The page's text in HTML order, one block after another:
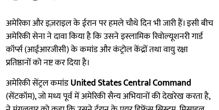
अमेरिका और इज़राइल के ईरान पर हमले चौथे दिन भी जारी हैं। इसी बीच
अमेरिकी सेना ने दावा किया है कि उसने इस्लामिक रिवोल्यूशनरी गार्ड
कॉर्प्स (आईआरजीसी) के कमांड और कंट्रोल केंद्रों तथा वायु रक्षा
प्रतिष्ठानों को नष्ट कर दिया है।
अमेरिकी सेंट्रल कमांडUnited States Central Command
(सेंटकॉम), जो मध्य पूर्व में अमेरिकी सैन्य अभियानों की देखरेख करता है,